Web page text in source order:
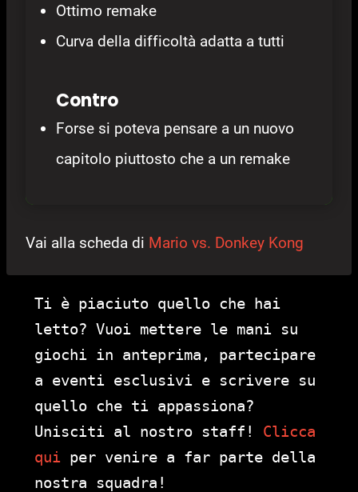
Ottimo remake
Curva della difficoltà adatta a tutti
Contro
Forse si poteva pensare a un nuovo
capitolo piuttosto che a un remake
Vai alla scheda di Mario vs. Donkey Kong
Ti è piaciuto quello che hai
letto? Vuoi mettere le mani su
giochi in anteprima, partecipare
a eventi esclusivi e scrivere su
quello che ti appassiona?
Unisciti al nostro staff! Clicca
qui per venire a far parte della
nostra squadra!